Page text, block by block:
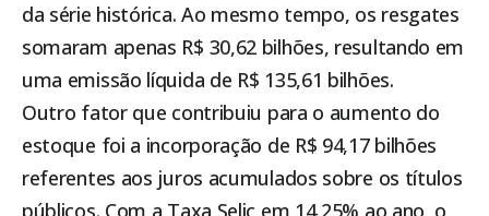
da série histórica. Ao mesmo tempo, os resgates
somaram apenas R$ 30,62 bilhões, resultando em
uma emissão líquida de R$ 135,61 bilhões.
Outro fator que contribuiu para o aumento do
estoque foi a incorporação de R$ 94,17 bilhões
referentes aos juros acumulados sobre os títulos
públicos. Com a Taxa Selic em 14,25% ao ano, o